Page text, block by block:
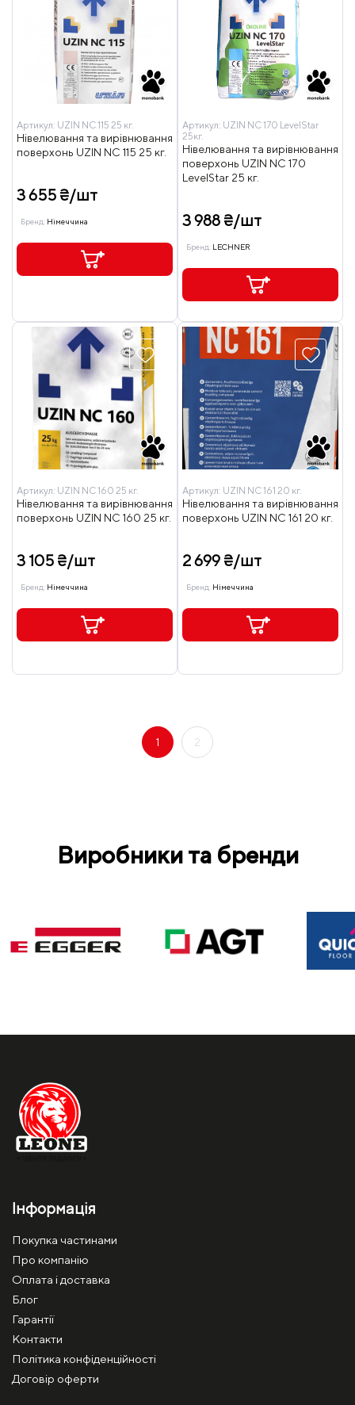
Артикул: UZIN NC 115 25 кг.
Нівелювання та вирівнювання
поверхонь UZIN NC 115 25 кг.
3 655 ₴/шт
Бренд: Німеччина
Артикул: UZIN NC 170 LevelStar
25кг.
Нівелювання та вирівнювання
поверхонь UZIN NC 170
LevelStar 25 кг.
3 988 ₴/шт
Бренд: LECHNER
Артикул: UZIN NC 160 25 кг.
Нівелювання та вирівнювання
поверхонь UZIN NC 160 25 кг.
3 105 ₴/шт
Бренд: Німеччина
Артикул: UZIN NC 161 20 кг.
Нівелювання та вирівнювання
поверхонь UZIN NC 161 20 кг.
2 699 ₴/шт
Бренд: Німеччина
1 2
Виробники та бренди
Інформація
Покупка частинами
Про компанію
Оплата і доставка
Блог
Гарантії
Контакти
Політика конфіденційності
Договір оферти